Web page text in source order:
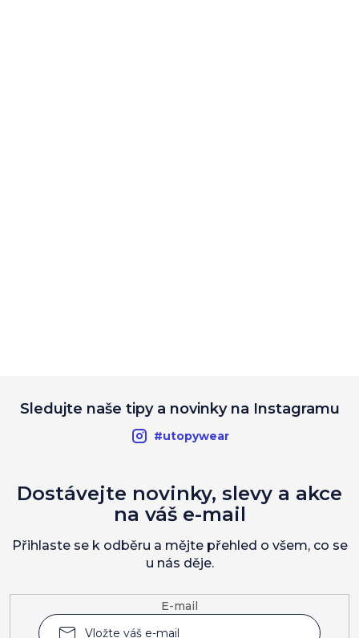
Sledujte naše tipy a novinky na Instagramu
#utopywear
E-mail
Dostávejte novinky, slevy a akce
na váš e-mail
Přihlaste se k odběru a mějte přehled o všem, co se
u nás děje.